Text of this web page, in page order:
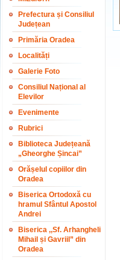
Prefectura și Consiliul
Județean
Primăria Oradea
Localități
Galerie Foto
Consiliul Național al
Elevilor
Evenimente
Rubrici
Biblioteca Județeană
„Gheorghe Șincai”
Orășelul copiilor din
Oradea
Biserica Ortodoxă cu
hramul Sfântul Apostol
Andrei
Biserica ,,Sf. Arhangheli
Mihail și Gavriil” din
Oradea